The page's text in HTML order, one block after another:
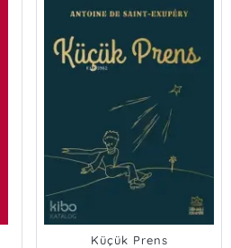
Küçük Prens